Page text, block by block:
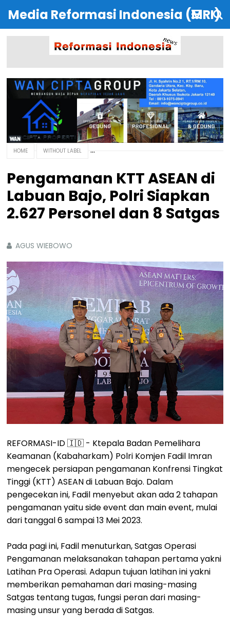
Media Reformasi Indonesia (MRI)
HOME WITHOUT LABEL
Pengamanan KTT ASEAN di
Labuan Bajo, Polri Siapkan
2.627 Personel dan 8 Satgas
AGUS WIEBOWO
REFORMASI-ID 🇮🇩 - Ktepala Badan Pemelihara
Keamanan (Kabaharkam) Polri Komjen Fadil Imran
mengecek persiapan pengamanan Konfrensi Tingkat
Tinggi (KTT) ASEAN di Labuan Bajo. Dalam
pengecekan ini, Fadil menyebut akan ada 2 tahapan
pengamanan yaitu side event dan main event, mulai
dari tanggal 6 sampai 13 Mei 2023.
Pada pagi ini, Fadil menuturkan, Satgas Operasi
Pengamanan melaksanakan tahapan pertama yakni
Latihan Pra Operasi. Adapun tujuan latihan ini yakni
memberikan pemahaman dari masing-masing
Satgas tentang tugas, fungsi peran dari masing-
masing unsur yang berada di Satgas.